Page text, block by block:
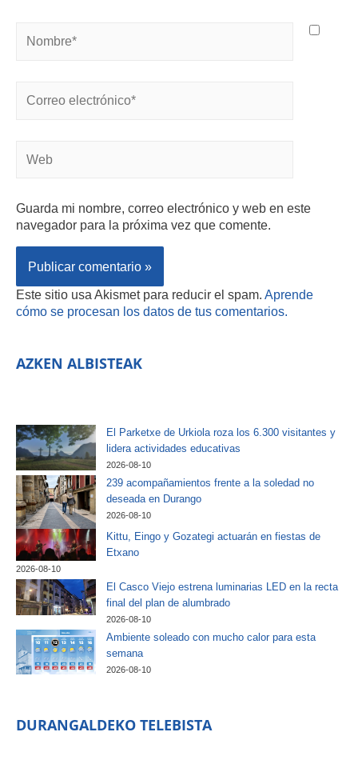
Guarda mi nombre, correo electrónico y web en este
navegador para la próxima vez que comente.
Este sitio usa Akismet para reducir el spam. Aprende
cómo se procesan los datos de tus comentarios.
AZKEN ALBISTEAK
El Parketxe de Urkiola roza los 6.300 visitantes y
lidera actividades educativas
2026-08-10
239 acompañamientos frente a la soledad no
deseada en Durango
2026-08-10
Kittu, Eingo y Gozategi actuarán en fiestas de
Etxano
2026-08-10
El Casco Viejo estrena luminarias LED en la recta
final del plan de alumbrado
2026-08-10
Ambiente soleado con mucho calor para esta
semana
2026-08-10
DURANGALDEKO TELEBISTA